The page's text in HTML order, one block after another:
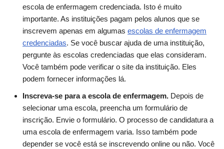
escola de enfermagem credenciada. Isto é muito
importante. As instituições pagam pelos alunos que se
inscrevem apenas em algumas escolas de enfermagem
credenciadas. Se você buscar ajuda de uma instituição,
pergunte às escolas credenciadas que elas consideram.
Você também pode verificar o site da instituição. Eles
podem fornecer informações lá.
Inscreva-se para a escola de enfermagem. Depois de
selecionar uma escola, preencha um formulário de
inscrição. Envie o formulário. O processo de candidatura a
uma escola de enfermagem varia. Isso também pode
depender se você está se inscrevendo online ou não. Você